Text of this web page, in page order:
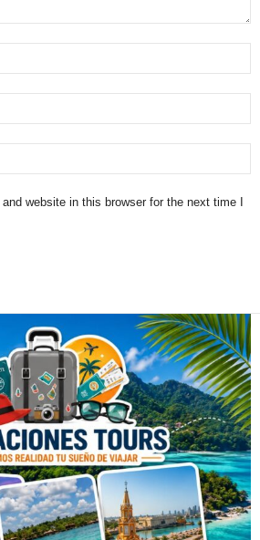
website in this browser for the next time I